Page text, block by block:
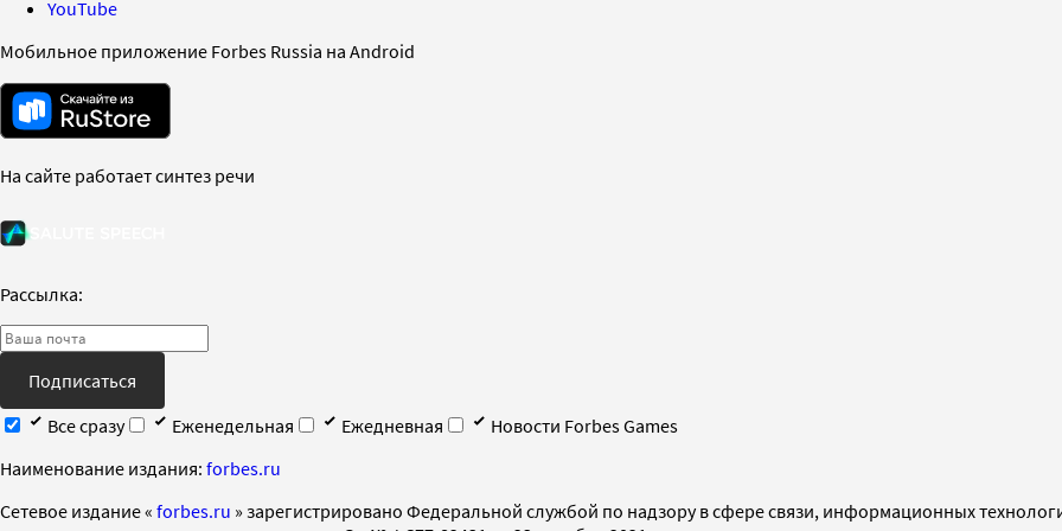
YouTube
Мобильное приложение Forbes Russia на Android
На сайте работает синтез речи
Рассылка:
Подписаться
Все сразу
Еженедельная Ежедневная
Новости Forbes Games
Наименование издания: forbes.ru
Cетевое издание « forbes.ru » зарегистрировано Федеральной службой по надзору в сфере связи, информационных